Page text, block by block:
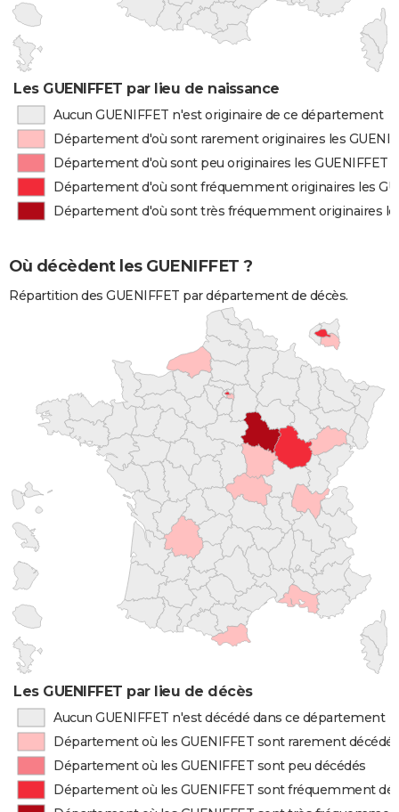
Les GUENIFFET par lieu de naissance
Aucun GUENIFFET n'est originaire de ce département
Département d'où sont rarement originaires les
Département d'où sont peu originaires les GUENIFFET
Département d'où sont fréquemment originaires les
Département d'où sont très fréquemment originaires
Où décèdent les GUENIFFET ?
Répartition des GUENIFFET par département de décès.
Les GUENIFFET par lieu de décès
Aucun GUENIFFET n'est décédé dans ce département
Département où les GUENIFFET sont rarement
Département où les GUENIFFET sont peu décédés
Département où les GUENIFFET sont fréquemment